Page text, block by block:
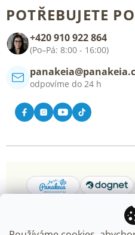
Všeobecné obchodní
Kontakt
POTŘEBUJETE
+420 910 922 864
(Po–Pá: 8:00 - 16:00)
odpovíme do 24 h